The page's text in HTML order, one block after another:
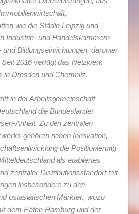
wie die Städte Leipzig und
Industrie- und Handelskammern
Bildungseinrichtungen, darunter
2016 verfügt das Netzwerk
in Dresden und Chemnitz.
in der Arbeitsgemeinschaft
die Bundesländer
Anhalt. Zu den zentralen
gehören neben Innovation,
die Positionierung
als etabliertes
zentraler Distributionsstandort mit
insbesondere zu den
ostasiatischen Märkten, wozu
dem Hafen Hamburg und der